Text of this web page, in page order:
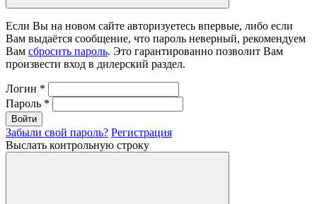
Если Вы на новом сайте авторизуетесь впервые, либо если
Вам выдаётся сообщение, что пароль неверный, рекомендуем
Вам сбросить пароль. Это гарантированно позволит Вам
произвести вход в дилерский раздел.
Логин *
Пароль *
Войти
Забыли свой пароль? Регистрация
Выслать контрольную строку